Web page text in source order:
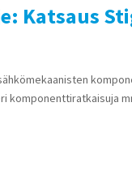
Katsaus
komponenttiratkaisuja